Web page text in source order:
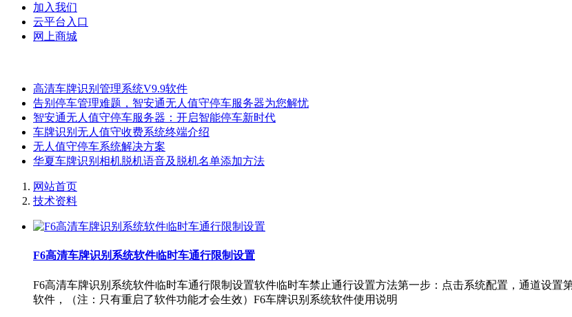
加入我们
云平台入口
网上商城
高清车牌识别管理系统V9.9软件
告别停车管理难题，智安通无人值守停车服务器为您解忧
智安通无人值守停车服务器：开启智能停车新时代
车牌识别无人值守收费系统终端介绍
无人值守停车系统解决方案
华夏车牌识别相机脱机语音及脱机名单添加方法
网站首页
技术资料
F6高清车牌识别系统软件临时车通行限制设置
F6高清车牌识别系统软件临时车通行限制设置软件临时车禁止通行设置方法第一步：点击系统配置，通道设
软件，（注：只有重启了软件功能才会生效）F6车牌识别系统软件使用说明